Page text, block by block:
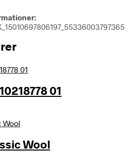
01
Wool